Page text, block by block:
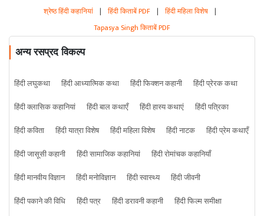
श्रेष्ठ हिंदी कहानियां | हिंदी किताबें PDF | हिंदी महिला विशेष |
Tapasya Singh किताबें PDF
अन्य रसप्रद विकल्प
हिंदी लघुकथा हिंदी आध्यात्मिक कथा हिंदी फिक्शन कहानी
हिंदी प्रेरक कथा
हिंदी क्लासिक कहानियां
हिंदी बाल कथाएँ हिंदी हास्य कथाएं
हिंदी पत्रिका
हिंदी कविता
हिंदी यात्रा विशेष हिंदी महिला विशेष हिंदी नाटक
हिंदी प्रेम कथाएँ
हिंदी जासूसी कहानी
हिंदी सामाजिक कहानियां
हिंदी रोमांचक कहानियाँ
हिंदी मानवीय विज्ञान
हिंदी मनोविज्ञान हिंदी स्वास्थ्य
हिंदी जीवनी
हिंदी पकाने की विधि
हिंदी पत्र हिंदी डरावनी कहानी हिंदी फिल्म समीक्षा